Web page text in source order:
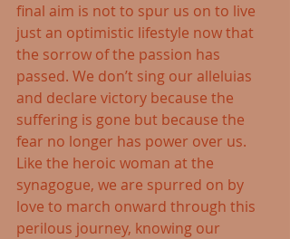
final aim is not to spur us on to live
just an optimistic lifestyle now that
the sorrow of the passion has
passed. We don’t sing our alleluias
and declare victory because the
suffering is gone but because the
fear no longer has power over us.
Like the heroic woman at the
synagogue, we are spurred on by
love to march onward through this
perilous journey, knowing our